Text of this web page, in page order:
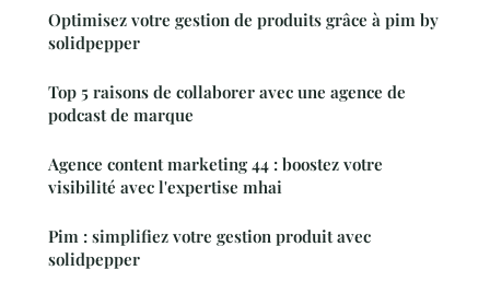
Optimisez votre gestion de produits grâce à pim by
solidpepper
Top 5 raisons de collaborer avec une agence de
podcast de marque
Agence content marketing 44 : boostez votre
visibilité avec l'expertise mhai
Pim : simplifiez votre gestion produit avec
solidpepper